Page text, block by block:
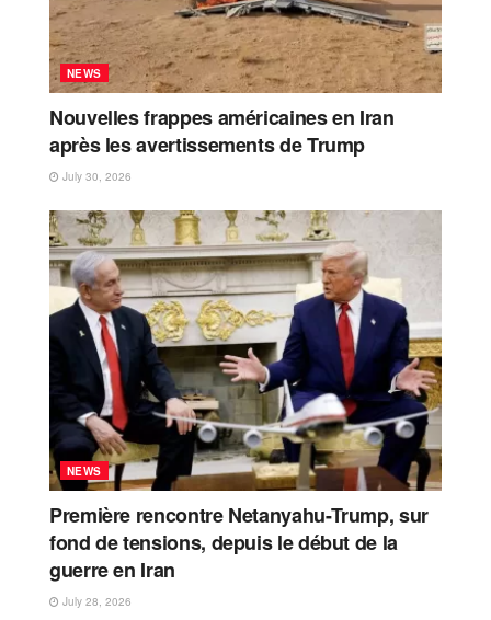
NEWS
Nouvelles frappes américaines en Iran
après les avertissements de Trump
July 30, 2026
NEWS
Première rencontre Netanyahu-Trump, sur
fond de tensions, depuis le début de la
guerre en Iran
July 28, 2026